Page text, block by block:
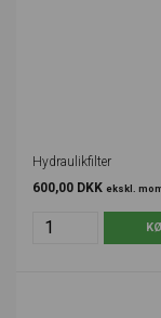
Hydraulikfilter
600,00 DKK ekskl.